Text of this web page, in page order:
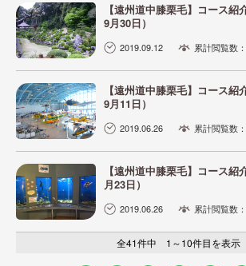
【遠州道中膝栗毛】コース紹
9月30日）
2019.09.12 累計閲覧数
【遠州道中膝栗毛】コース紹
9月11日）
2019.06.26 累計閲覧数
【遠州道中膝栗毛】コース紹
月23日）
2019.06.26 累計閲覧数
全41件中 1～10件目を表示